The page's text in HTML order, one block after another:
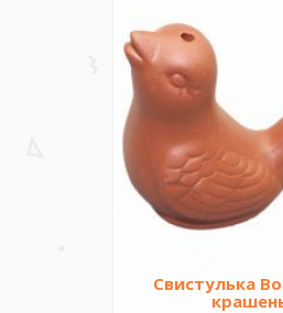
Свистулька